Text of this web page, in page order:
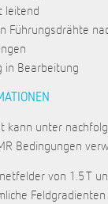
leitend
Führungsdrähte
in Bearbeitung
kann unter
Bedingungen
von 1.5 T